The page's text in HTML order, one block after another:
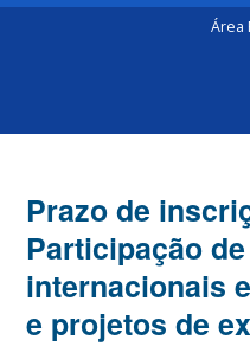
Área
Prazo de
Participação
internacionais
e projetos de